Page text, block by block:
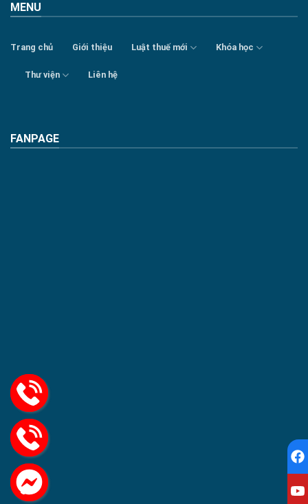
MENU
Trang chủ Giới thiệu Luật thuế mới Khóa học
Thư viện Liên hệ
FANPAGE